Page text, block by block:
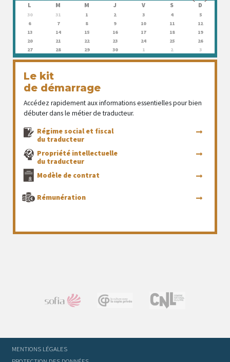
L M M J V S D
30 31 1 2 3 4
5
6
7 8 9 10 11
12
13
14 15 16 17 18
19
20
21 22 23 24 25
26
27
28 29 30 1 2 3
Le kit
de démarrage
Accédez rapidement aux informations essentielles pour bien
débuter dans le métier de traducteur.
Régime social et fiscal
du traducteur
Propriété intellectuelle
du traducteur
Modèle de contrat
Rémunération
MENTIONS LÉGALES